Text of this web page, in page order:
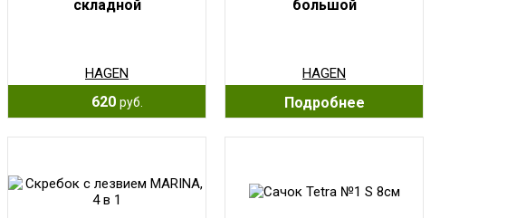
складной
HAGEN
620 руб.
большой
HAGEN
Подробнее